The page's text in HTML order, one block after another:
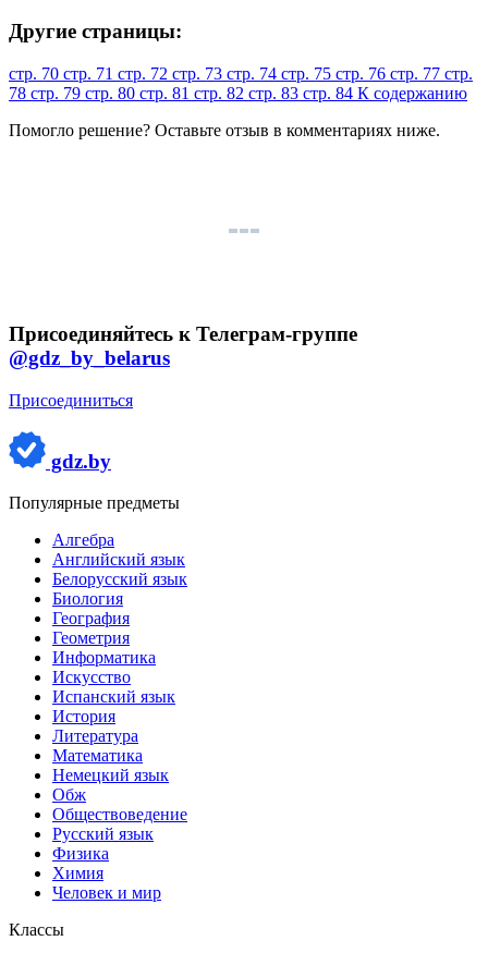
Другие страницы:
стр. 70 стр. 71 стр. 72 стр. 73 стр. 74 стр. 75 стр. 76 стр. 77 стр.
78 стр. 79 стр. 80 стр. 81 стр. 82 стр. 83 стр. 84 К содержанию
Помогло решение? Оставьте отзыв в комментариях ниже.
Присоединяйтесь к Телеграм-группе
@gdz_by_belarus
Присоединиться
gdz.by
Популярные предметы
Алгебра
Английский язык
Белорусский язык
Биология
География
Геометрия
Информатика
Искусство
Испанский язык
История
Литература
Математика
Немецкий язык
Обж
Обществоведение
Русский язык
Физика
Химия
Человек и мир
Классы